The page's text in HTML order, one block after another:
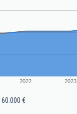
2022 2023
60.000 €